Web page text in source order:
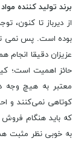
برند تولید کننده
از دیرباز تا کنون،
بوده است. پس نمی
عزیزان دقیقا انجام
حائز اهمیت است؛
معتبر به هیچ وجه
کوتاهی نمی‌کنند و
که باید هنگام فروش
به خوبی نظر مثبت